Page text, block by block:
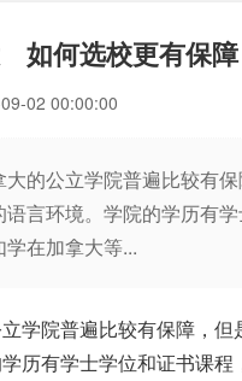
如何选校更有保障
02 00:00:00
公立学院普遍比较有保
语言环境。学院的学历有
在加拿大等...
院普遍比较有保障，但
历有学士学位和证书课